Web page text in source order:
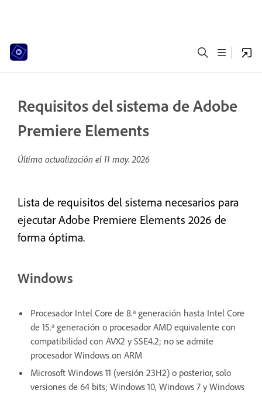
Requisitos del sistema de Adobe
Premiere Elements
Última actualización el 11 may. 2026
Lista de requisitos del sistema necesarios para
ejecutar Adobe Premiere Elements 2026 de
forma óptima.
Windows
Procesador Intel Core de 8.ª generación hasta Intel Core
de 15.ª generación o procesador AMD equivalente con
compatibilidad con AVX2 y SSE4.2; no se admite
procesador Windows on ARM
Microsoft Windows 11 (versión 23H2) o posterior, solo
versiones de 64 bits; Windows 10, Windows 7 y Windows